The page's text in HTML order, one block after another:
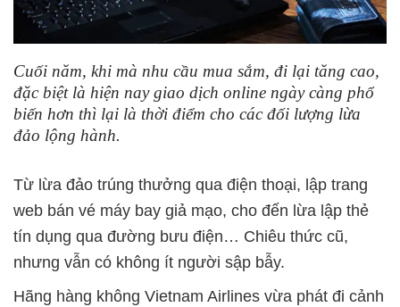
Cuối năm, khi mà nhu cầu mua sắm, đi lại tăng cao,
đặc biệt là hiện nay giao dịch online ngày càng phổ
biến hơn thì lại là thời điểm cho các đối lượng lừa
đảo lộng hành.
Từ lừa đảo trúng thưởng qua điện thoại, lập trang
web bán vé máy bay giả mạo, cho đến lừa lập thẻ
tín dụng qua đường bưu điện… Chiêu thức cũ,
nhưng vẫn có không ít người sập bẫy.
Hãng hàng không Vietnam Airlines vừa phát đi cảnh